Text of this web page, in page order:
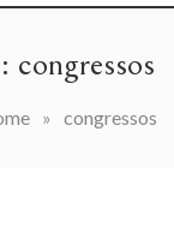
congressos
» congressos